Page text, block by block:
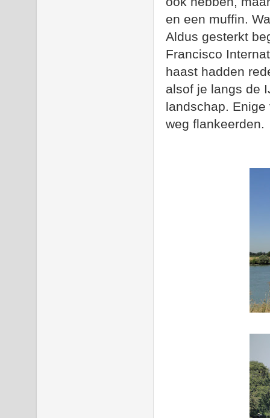
en een muffin.
Aldus gesterkt
Francisco
haast hadden
alsof je langs de
landschap.
weg flankeerden.